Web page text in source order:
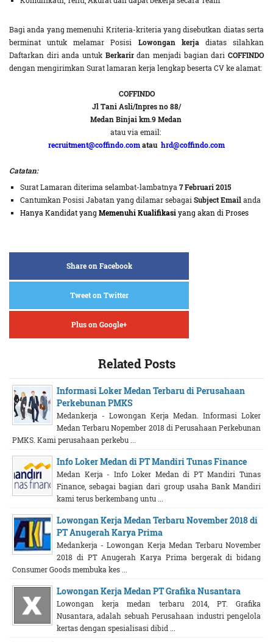
Bagi anda yang memenuhi Kriteria-kriteria yang disebutkan diatas serta
berminat untuk melamar Posisi Lowongan kerjadiatas silahkan
Daftarkan diri anda untuk Berkarirdan menjadi bagian dariCOFFINDO
dengan mengirimkan Surat lamaran kerja lengkap beserta CV ke alamat:
COFFINDO
Jl Tani Asli/Inpres no 88/
Medan Binjai km.9 Medan
atau via email:
recruitment@coffindo.comatau hrd@coffindo.com
Catatan:
Surat Lamaran diterima selambat-lambatnya 7 Februari 2015
Cantumkan Posisi Jabatan yang dilamar sebagai Subject Emailanda
Hanya Kandidat yang Memenuhi Kualifikasiyang akan di Proses
Share on Facebook
Tweet on Twitter
Plus on Google+
Related Posts
Informasi Loker Medan Terbaru di Perusahaan
Perkebunan PMKS
Medankerja - Lowongan Kerja Medan. Informasi Loker
Medan Terbaru Nopember 2018 di Perusahaan Perkebunan
PMKS. Kami perusahaan perkebu ...
Info Loker Medan di PT Mandiri Tunas Finance
Medan Kerja - Info Loker Medan di PT Mandiri Tunas
Finance, sebagai bagian dari group usaha Bank Mandiri
kami terus berkembang untu ...
Lowongan Kerja Medan Terbaru November 2018 di
PT Anugerah Karya Prima
Medankerja - Lowongan Kerja Medan Terbaru November
2018 di PT Anugerah Karya Prima bergerak di bidang
Consumer Goods membuka kes ...
Lowongan Kerja Medan PT Grafika Nusantara
Lowongan kerja medan terbaru 2014, PT. Grafika
Nusantara, adalah sebuah Perusahaan industri pengelola
kertas dengan spesialisasi dibid ...